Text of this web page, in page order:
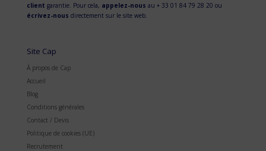
client garantie. Pour cela, appelez-nous au + 33 01 84 79 28 20 ou
écrivez-nous directement sur le site web.
Site Cap
À propos de Cap
Accueil
Blog
Conditions générales
Contact / Devis
Politique de cookies (UE)
Recrutement